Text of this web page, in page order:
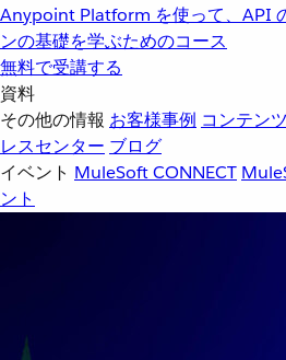
Anypoint Platform を使って、API
ンの基礎を学ぶためのコース
無料で受講する
資料
その他の情報 お客様事例 コンテン
レスセンター ブログ
イベント MuleSoft CONNECT
ント